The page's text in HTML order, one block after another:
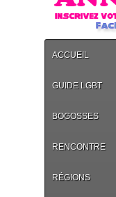
ACCUEIL
GUIDE LGBT
BOGOSSES
RENCONTRE
RÉGIONS